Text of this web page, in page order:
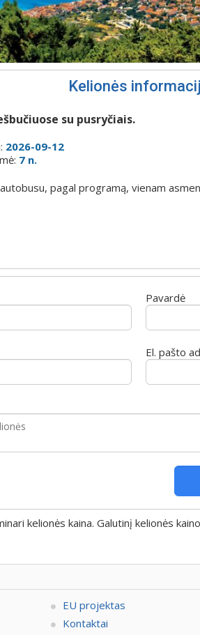
Kelionės
su pusryčiais.
2026-09-12
7 n.
pagal programą, vienam
Pavardė
El. pašto
kelionės kaina. Galutinį kelionės
EU projektas
Kontaktai